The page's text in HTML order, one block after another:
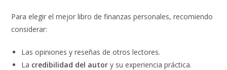
Para elegir el mejor libro de finanzas personales, recomiendo
considerar:
Las opiniones y reseñas de otros lectores.
La credibilidad del autor y su experiencia práctica.